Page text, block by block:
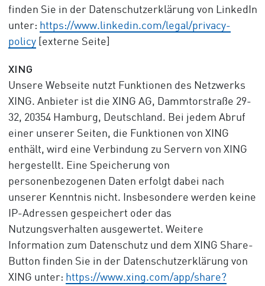
finden Sie in der Datenschutzerklärung von LinkedIn
unter: https://www.linkedin.com/legal/privacy-
policy[externe Seite]
XING
Unsere Webseite nutzt Funktionen des Netzwerks
XING. Anbieter ist die XING AG, Dammtorstraße 29-
32, 20354 Hamburg, Deutschland. Bei jedem Abruf
einer unserer Seiten, die Funktionen von XING
enthält, wird eine Verbindung zu Servern von XING
hergestellt. Eine Speicherung von
personenbezogenen Daten erfolgt dabei nach
unserer Kenntnis nicht. Insbesondere werden keine
IP-Adressen gespeichert oder das
Nutzungsverhalten ausgewertet. Weitere
Information zum Datenschutz und dem XING Share-
Button finden Sie in der Datenschutzerklärung von
XING unter: https://www.xing.com/app/share?